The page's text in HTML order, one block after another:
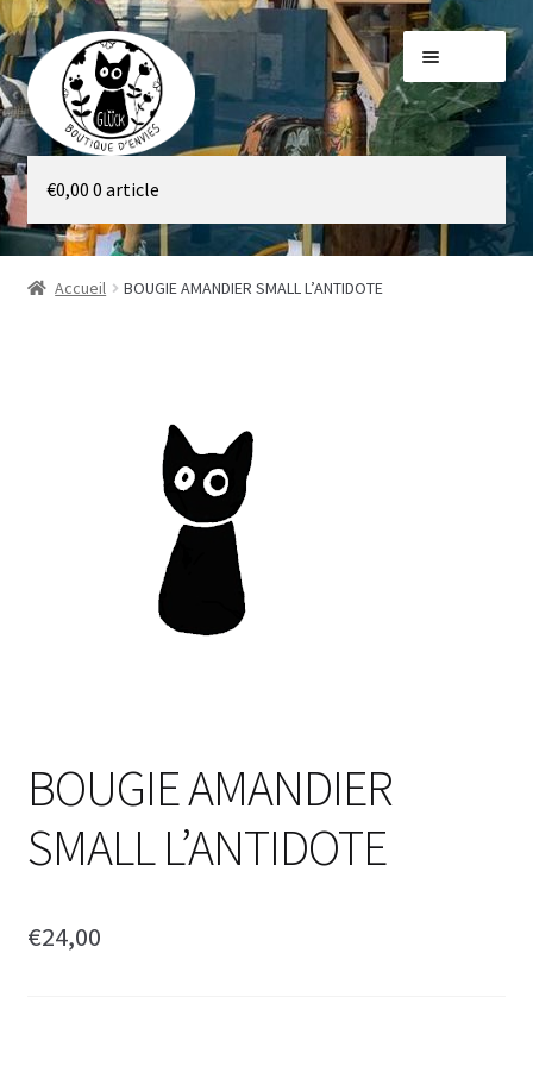
Aller
à
la
navigation
Aller
au
contenu
Galerie
Boutique
€0,00 0 article
Accueil BOUGIE AMANDIER SMALL L’ANTIDOTE
BOUGIE AMANDIER
SMALL L’ANTIDOTE
€24,00